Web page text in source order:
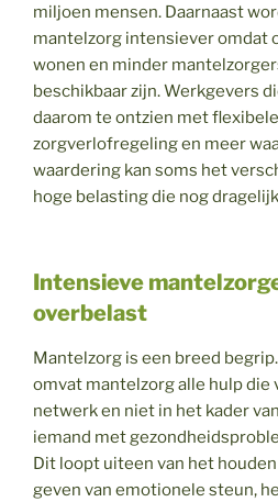
miljoen mensen. Daarnaast
mantelzorg intensiever omdat
wonen en minder
beschikbaar zijn. Werkgevers
daarom te ontzien met
zorgverlofregeling en meer
waardering kan soms het
hoge belasting die nog
Intensieve
overbelast
Mantelzorg is een breed
omvat mantelzorg alle hulp die
netwerk en niet in het kader
iemand met
Dit loopt uiteen van het
geven van emotionele steun,